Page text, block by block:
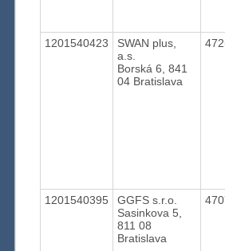
1201540423
SWAN plus,
a.s.
Borská 6, 841
04 Bratislava
1201540395
GGFS s.r.o.
Sasinkova 5,
811 08
Bratislava